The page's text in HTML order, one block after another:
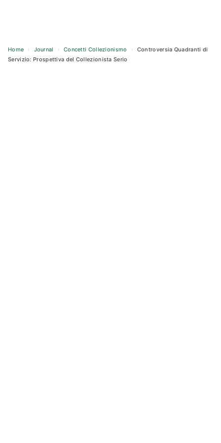
Home › Journal › Concetti Collezionismo ›
Controversia Quadranti di
Servizio: Prospettiva del Collezionista Serio